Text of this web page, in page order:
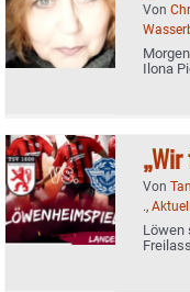
Von
Ilona
Von
., Aktuell
Löwen